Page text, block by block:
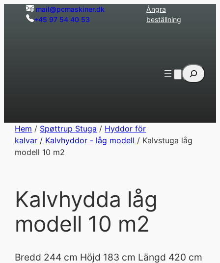
Hoppa mail@pcmaskiner.dk
+45 97 54 40 53
Ångra
beställning
Sök
Hem / Spøttrup Stuga / Hyddor för
kalvar / Kalvhyddor - låg modell / Kalvstuga låg
modell 10 m2
Kalvhydda låg
modell 10 m2
Bredd 244 cm Höjd 183 cm Längd 420 cm